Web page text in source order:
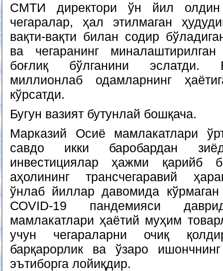
СМТИ директори ўн йил
чегаралар, ҳал этилмаган
вақти-вақти билан содир
ва чегаранинг
боғлиқ бўлганини эслатди.
миллионлаб одамларнинг
кўрсатди.
Бугун вазият бутунлай бошқача.
Марказий Осиё мамлакатлари
савдо икки баробардан
инвестициялар ҳажми қарийб
аҳолининг трансчегаравий
ўнлаб йиллар давомида
СОVID-19 пандемияси
мамлакатлари ҳаётий муҳим
учун чегараларни очиқ
барқарорлик ва ўзаро
эътиборга лойиқдир.